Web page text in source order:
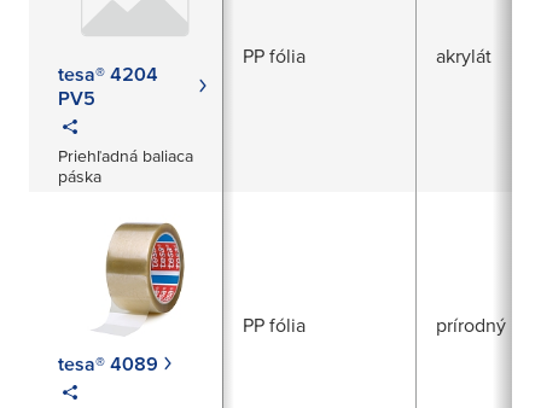
tesa® 4204
PV5
Priehľadná baliaca
páska
PP fólia akrylát
tesa® 4089
PP fólia prírodný